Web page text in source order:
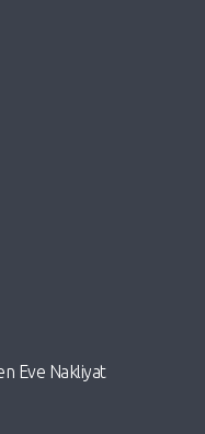
Eve Nakliyat